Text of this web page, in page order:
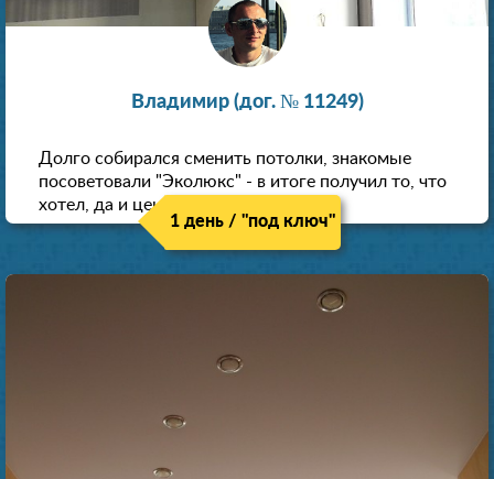
Владимир (дог. № 11249)
Долго собирался сменить потолки, знакомые
посоветовали "Эколюкс" - в итоге получил то, что
хотел, да и цена нормальная.
1 день / "под ключ"